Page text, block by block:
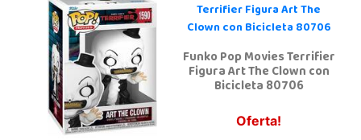
Juguetilandia Huelva
Huelva
Avenida Molino de la Vega, C.C. Puerta del Odiel, Pol. Pesquero Norte, Nave 4
21002, Huelva
959 541 845
Localizar Tienda
POCAS UNIDADES
Funko Pop Movies Terrifier
Figura Art The Clown con
Bicicleta 80706
Oferta!